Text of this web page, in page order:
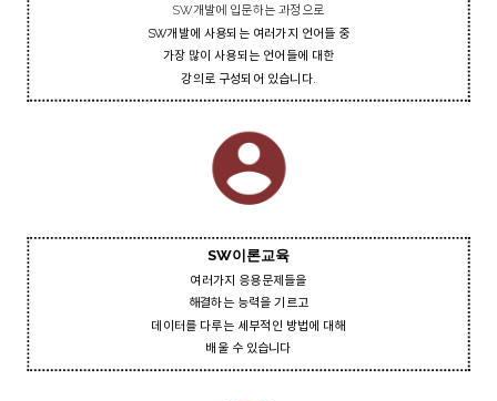
SW개발에 입문하는 과정으로
SW개발에 사용되는 여러가지 언어들 중
가장 많이 사용되는 언어들에 대한
강의로 구성되어 있습니다.
account_circle
SW이론교육
여러가지 응용문제들을
해결하는 능력을 기르고
데이터를 다루는 세부적인 방법에 대해
배울 수 있습니다